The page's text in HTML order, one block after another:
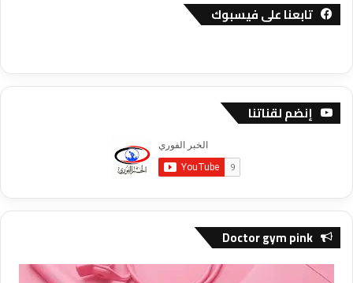
تابعنا على فيسبوك
إنضم لقناتنا
Doctor gym pink